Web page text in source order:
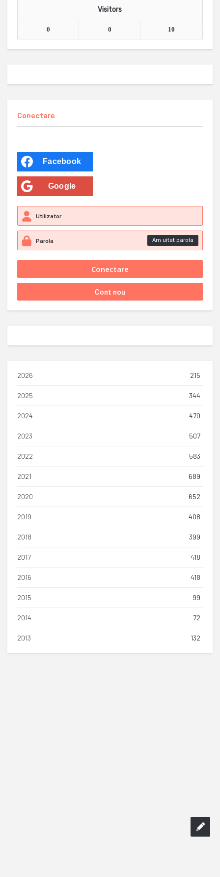
Visitors
0 0 10
Conectare
Facebook
Google
Am uitat parola
2026 215
2025 344
2024 470
2023 507
2022 583
2021 689
2020 652
2019 408
2018 399
2017 418
2016 418
2015 99
2014 72
2013 132